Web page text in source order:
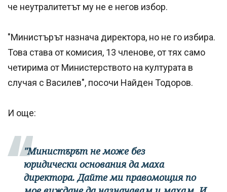
че неутралитетът му не е негов избор.
"Министърът назнача директора, но не го избира.
Това става от комисия, 13 членове, от тях само
четирима от Министерството на културата в
случая с Василев", посочи Найден Тодоров.
И още:
"Министърът не може без
юридически основания да маха
директора. Дайте ми правомощия по